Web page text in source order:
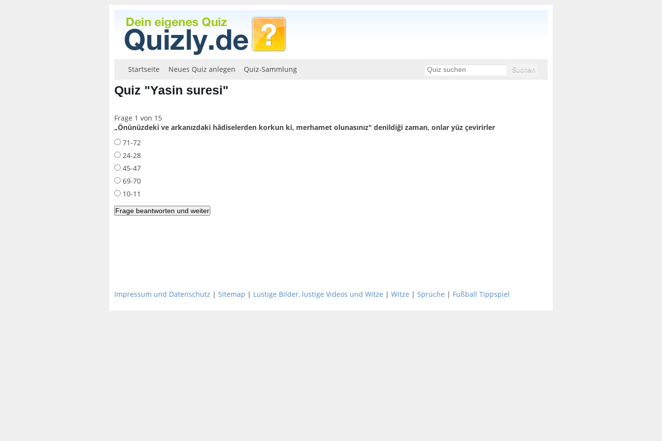
Startseite Neues Quiz anlegen Quiz-Sammlung
Quiz "Yasin suresi"
Frage 1 von 15
„Önünüzdeki ve arkanızdaki hâdiselerden korkun ki, merhamet olunasınız″ denildiği zaman, onlar yüz çevirirler
71-72
24-28
45-47
69-70
10-11
Impressum und Datenschutz | Sitemap | Lustige Bilder, lustige Videos und Witze | Witze | Sprüche | Fußball Tippspiel